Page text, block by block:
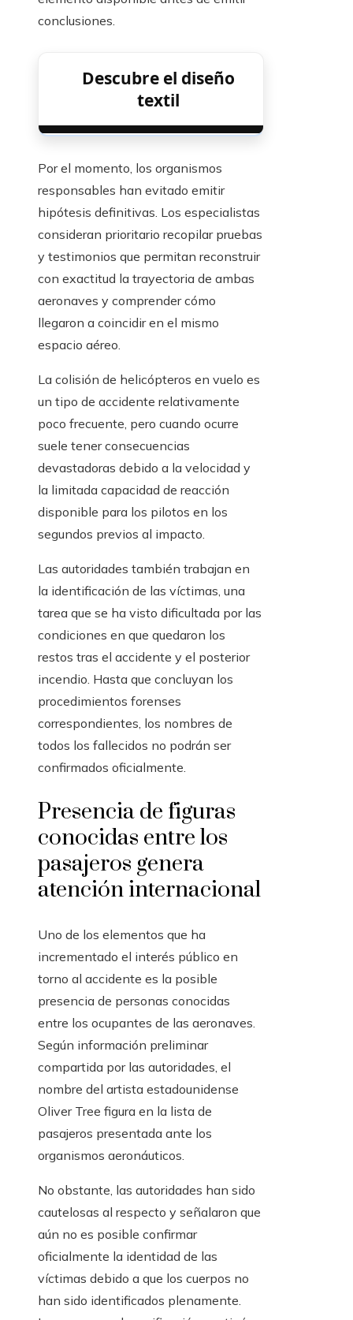
conclusiones.
Descubre el diseño
textil
Por el momento, los organismos
responsables han evitado emitir
hipótesis definitivas. Los especialistas
consideran prioritario recopilar pruebas
y testimonios que permitan reconstruir
con exactitud la trayectoria de ambas
aeronaves y comprender cómo
llegaron a coincidir en el mismo
espacio aéreo.
La colisión de helicópteros en vuelo es
un tipo de accidente relativamente
poco frecuente, pero cuando ocurre
suele tener consecuencias
devastadoras debido a la velocidad y
la limitada capacidad de reacción
disponible para los pilotos en los
segundos previos al impacto.
Las autoridades también trabajan en
la identificación de las víctimas, una
tarea que se ha visto dificultada por las
condiciones en que quedaron los
restos tras el accidente y el posterior
incendio. Hasta que concluyan los
procedimientos forenses
correspondientes, los nombres de
todos los fallecidos no podrán ser
confirmados oficialmente.
Presencia de figuras
conocidas entre los
pasajeros genera
atención internacional
Uno de los elementos que ha
incrementado el interés público en
torno al accidente es la posible
presencia de personas conocidas
entre los ocupantes de las aeronaves.
Según información preliminar
compartida por las autoridades, el
nombre del artista estadounidense
Oliver Tree figura en la lista de
pasajeros presentada ante los
organismos aeronáuticos.
No obstante, las autoridades han sido
cautelosas al respecto y señalaron que
aún no es posible confirmar
oficialmente la identidad de las
víctimas debido a que los cuerpos no
han sido identificados plenamente.